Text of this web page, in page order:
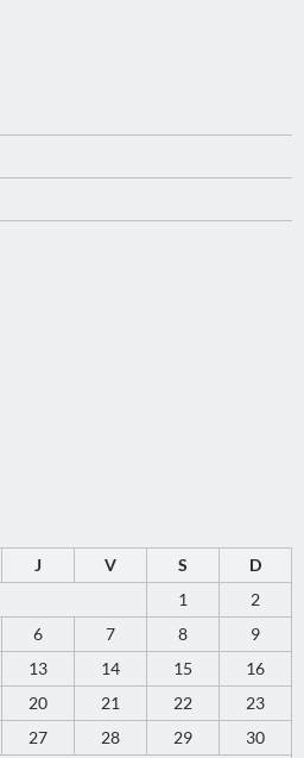
J V S
D
1
2
6 7 8
9
13 14 15
16
20 21 22
23
27 28 29
30